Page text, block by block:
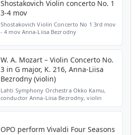
Shostakovich Violin concerto No. 1
3-4 mov
Shostakovich Violin Concerto No 1 3rd mov
- 4 mov Anna-Liisa Bezrodny
W. A. Mozart – Violin Concerto No.
3 in G major, K. 216, Anna-Liisa
Bezrodny (violin)
Lahti Symphony Orchestra Okko Kamu,
conductor Anna-Liisa Bezrodny, violin
OPO perform Vivaldi Four Seasons